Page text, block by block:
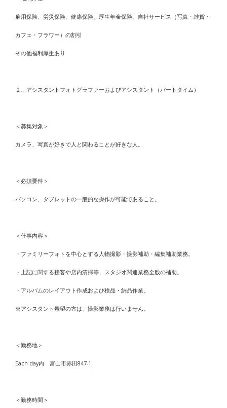
雇用保険、労災保険、健康保険、厚生年金保険、自社サービス（写真・雑貨・
カフェ・フラワー）の割引
その他福利厚生あり
２、アシスタントフォトグラファーおよびアシスタント（パートタイム）
＜募集対象＞
カメラ、写真が好きで人と関わることが好きな人。
＜必須要件＞
パソコン、タブレットの一般的な操作が可能であること。
＜仕事内容＞
・ファミリーフォトを中心とする人物撮影・撮影補助・編集補助業務。
・上記に関する接客や店内清掃等、スタジオ関連業務全般の補助。
・アルバムのレイアウト作成および検品・納品作業。
※アシスタント希望の方は、撮影業務は行いません。
＜勤務地＞
Each day内 富山市赤田847-1
＜勤務時間＞